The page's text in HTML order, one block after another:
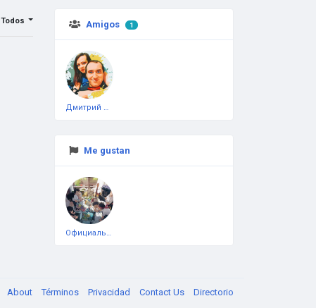
Amigos 1
Дмитрий Чеботарёв
Me gustan
Официальная тестовая страница
Todos
About Términos Privacidad Contact Us Directorio